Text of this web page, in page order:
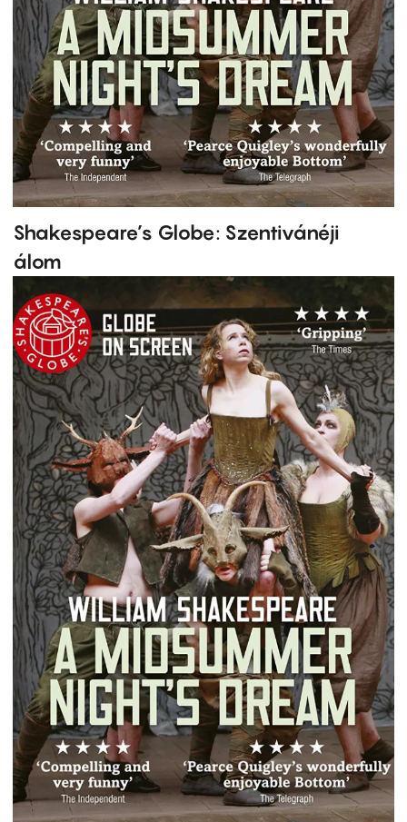
Shakespeare’s Globe: Szentivánéji
álom